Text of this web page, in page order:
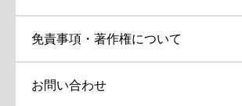
免責事項・著作権について
お問い合わせ